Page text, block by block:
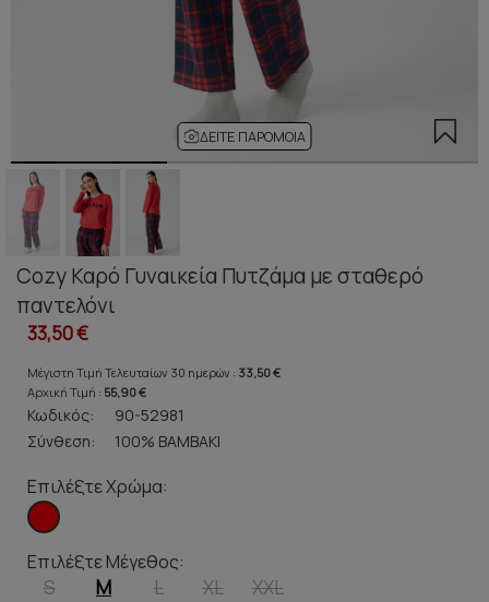
ΔΕΊΤΕ ΠΑΡΌΜΟΙΑ
Cozy Καρό Γυναικεία Πυτζάμα με σταθερό
παντελόνι
33,50 €
Μέγιστη Τιμή Τελευταίων 30 ημερών : 33,50 €
Αρχική Τιμή : 55,90 €
Κωδικός:
90-52981
Σύνθεση:
100% ΒΑΜΒΑΚΙ
Επιλέξτε Χρώμα:
Επιλέξτε Μέγεθος:
S M L XL XXL